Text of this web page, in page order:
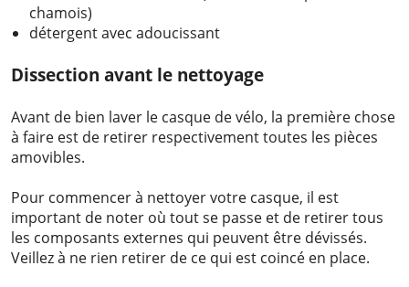
chamois)
détergent avec adoucissant
Dissection avant le nettoyage
Avant de bien laver le casque de vélo, la première chose
à faire est de retirer respectivement toutes les pièces
amovibles.
Pour commencer à nettoyer votre casque, il est
important de noter où tout se passe et de retirer tous
les composants externes qui peuvent être dévissés.
Veillez à ne rien retirer de ce qui est coincé en place.